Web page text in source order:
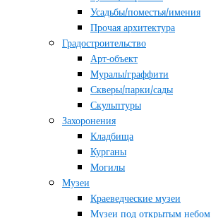
Усадьбы/поместья/имения
Прочая архитектура
Градостроительство
Арт-объект
Муралы/граффити
Скверы/парки/сады
Скульптуры
Захоронения
Кладбища
Курганы
Могилы
Музеи
Краеведческие музеи
Музеи под открытым небом